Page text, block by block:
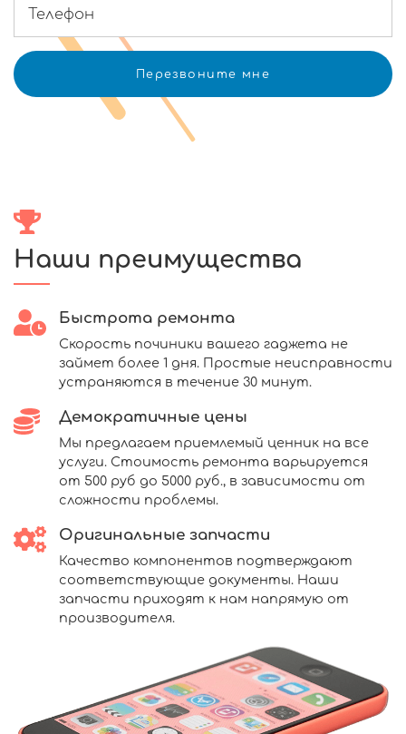
Наши преимущества
Быстрота ремонта
Скорость починики вашего гаджета не
займет более 1 дня. Простые неисправности
устраняются в течение 30 минут.
Демократичные цены
Мы предлагаем приемлемый ценник на все
услуги. Стоимость ремонта варьируется
от 500 руб до 5000 руб., в зависимости от
сложности проблемы.
Оригинальные запчасти
Качество компонентов подтверждают
соответствующие документы. Наши
запчасти приходят к нам напрямую от
производителя.